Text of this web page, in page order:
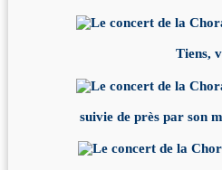
Tiens,
suivie de près par son